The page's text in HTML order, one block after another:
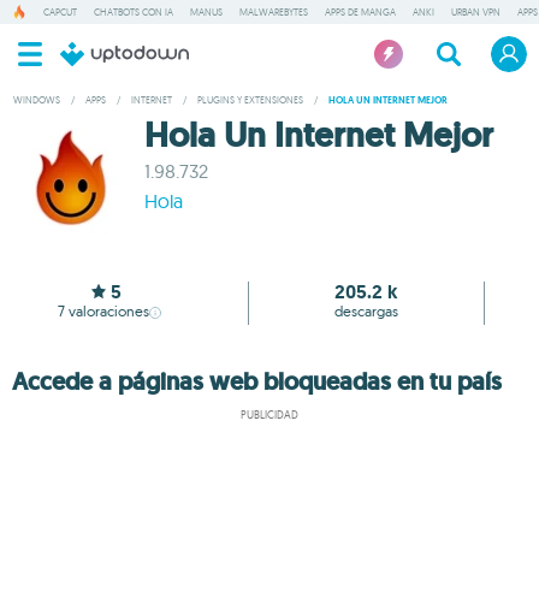
CAPCUT CHATBOTS CON IA MANUS MALWAREBYTES APPS DE MANGA ANKI URBAN VPN
WINDOWS / APPS / INTERNET / PLUGINS Y EXTENSIONES / HOLA UN INTERNET MEJOR
Hola Un Internet Mejor
1.98.732
Hola
5
7 valoraciones
205.2 k
descargas
Accede a páginas web bloqueadas en tu país
PUBLICIDAD